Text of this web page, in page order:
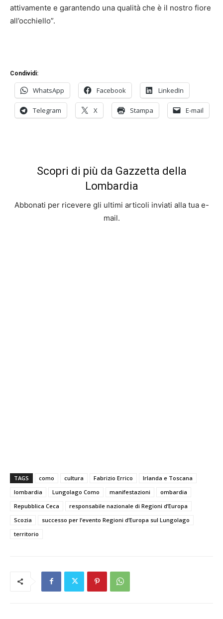
attivamente e garantendo una qualità che è il nostro fiore
all’occhiello”.
Condividi:
WhatsApp Facebook LinkedIn
Telegram X Stampa E-mail
Scopri di più da Gazzetta della
Lombardia
Abbonati per ricevere gli ultimi articoli inviati alla tua e-
mail.
TAGS como cultura Fabrizio Errico
Irlanda e Toscana
lombardia
Lungolago Como manifestazioni
ombardia
Repubblica Ceca
responsabile nazionale di Regioni d’Europa
Scozia
successo per l’evento Regioni d’Europa sul Lungolago
territorio